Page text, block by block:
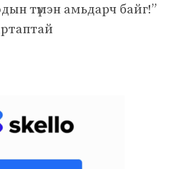
түмэн амьдарч байг!”